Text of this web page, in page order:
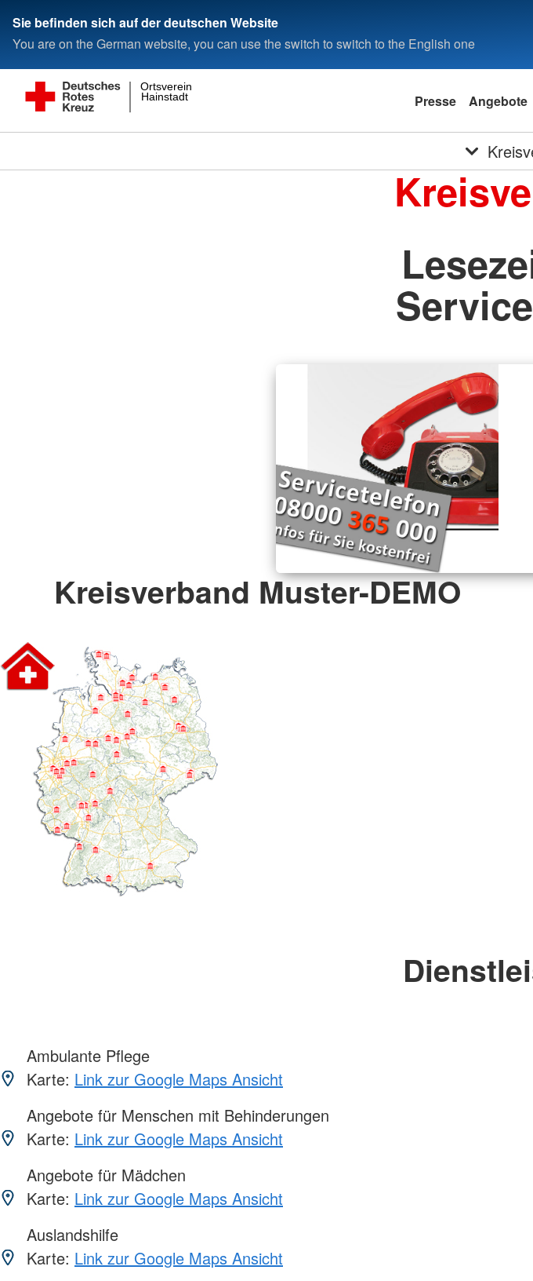
Sie befinden sich auf der deutschen Website
You are on the German website, you can use the switch to switch to the English one
Hainstadt
Ortsverein
Presse Angebote
Kreisverband Muster-DEMO
Ambulante Pflege
Karte: Link zur Google Maps Ansicht
Angebote für Menschen mit Behinderungen
Karte: Link zur Google Maps Ansicht
Angebote für Mädchen
Karte: Link zur Google Maps Ansicht
Auslandshilfe
Karte: Link zur Google Maps Ansicht